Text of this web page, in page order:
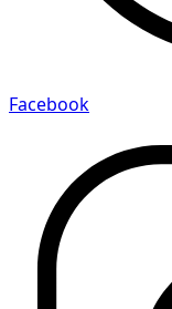
Facebook